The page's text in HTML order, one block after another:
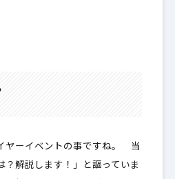
ヤーイベントの事ですね。 当
？解説します！」と謳っていま